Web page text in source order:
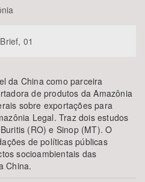
01
da China como parceira
de produtos da Amazônia
sobre exportações para
Legal. Traz dois estudos
(RO) e Sinop (MT). O
de políticas públicas
socioambientais das
China.